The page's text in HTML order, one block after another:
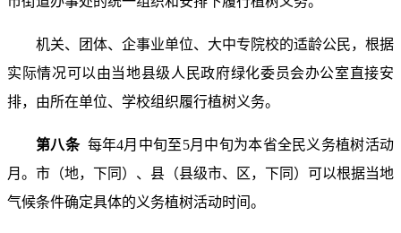
机关、团体、企事业单位、大中专院校的适龄公民，根据
实际情况可以由当地县级人民政府绿化委员会办公室直接安
排，由所在单位、学校组织履行植树义务。
第八条 每年4月中旬至5月中旬为本省全民义务植树活动
月。市（地，下同）、县（县级市、区，下同）可以根据当地
气候条件确定具体的义务植树活动时间。